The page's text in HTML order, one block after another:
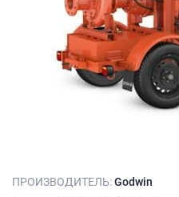
ПРОИЗВОДИТЕЛЬ:Godwin